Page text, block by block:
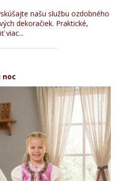
našu službu ozdobného
dekoračiek. Praktické,
viac...
noc